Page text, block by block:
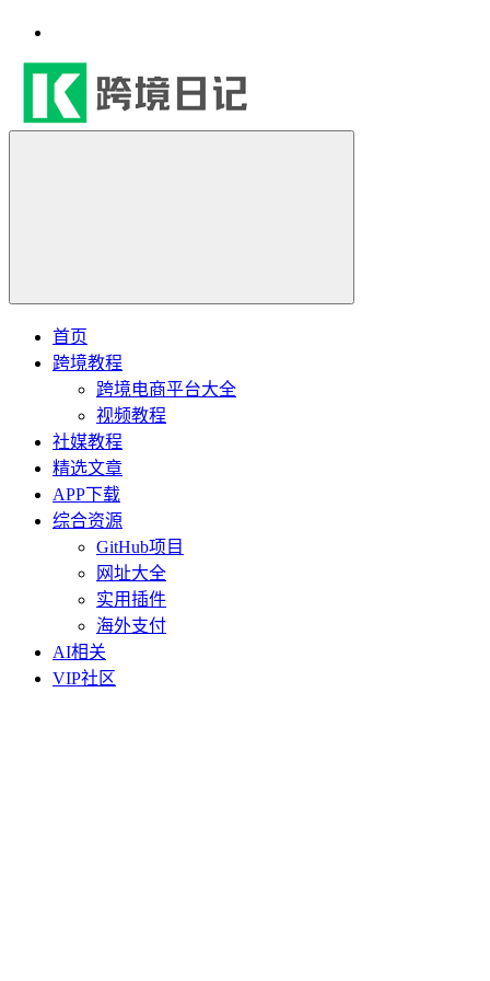
首页
跨境教程
跨境电商平台大全
视频教程
社媒教程
精选文章
APP下载
综合资源
GitHub项目
网址大全
实用插件
海外支付
AI相关
VIP社区